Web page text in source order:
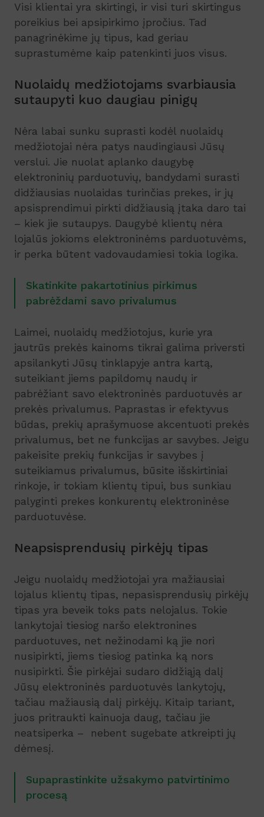
Visi klientai yra skirtingi, ir visi turi skirtingus
poreikius bei apsipirkimo įpročius. Tad
panagrinėkime jų tipus, kad geriau
suprastumėme kaip patenkinti juos visus.
Nuolaidų medžiotojams svarbiausia
sutaupyti kuo daugiau pinigų
Nėra labai sunku suprasti kodėl nuolaidų
medžiotojai nėra patys naudingiausi Jūsų
verslui. Jie nuolat aplanko daugybę
elektroninių parduotuvių, bandydami surasti
didžiausias nuolaidas turinčias prekes, ir jų
apsisprendimui pirkti didžiausią įtaka daro tai
– kiek jie sutaupys. Daugybė klientų nėra
lojalūs jokioms elektroninėms parduotuvėms,
ir perka būtent vadovaudamiesi tokia logika.
Skatinkite pakartotinius pirkimus
pabrėždami savo privalumus
Laimei, nuolaidų medžiotojus, kurie yra
jautrūs prekės kainoms tikrai galima priversti
apsilankyti Jūsų tinklapyje antra kartą,
suteikiant jiems papildomų naudų ir
pabrėžiant savo elektroninės parduotuvės ar
prekės privalumus. Paprastas ir efektyvus
būdas, prekių aprašymuose akcentuoti prekės
privalumus, bet ne funkcijas ar savybes. Jeigu
pakeisite prekių funkcijas ir savybes į
suteikiamus privalumus, būsite išskirtiniai
rinkoje, ir tokiam klientų tipui, bus sunkiau
palyginti prekes konkurentų elektroninėse
parduotuvėse.
Neapsisprendusių pirkėjų tipas
Jeigu nuolaidų medžiotojai yra mažiausiai
lojalus klientų tipas, nepasisprendusių pirkėjų
tipas yra beveik toks pats nelojalus. Tokie
lankytojai tiesiog naršo elektronines
parduotuves, net nežinodami ką jie nori
nusipirkti, jiems tiesiog patinka ką nors
nusipirkti. Šie pirkėjai sudaro didžiąją dalį
Jūsų elektroninės parduotuvės lankytojų,
tačiau mažiausią dalį pirkėjų. Kitaip tariant,
juos pritraukti kainuoja daug, tačiau jie
neatsiperka – nebent sugebate atkreipti jų
dėmesį.
Supaprastinkite užsakymo patvirtinimo
procesą